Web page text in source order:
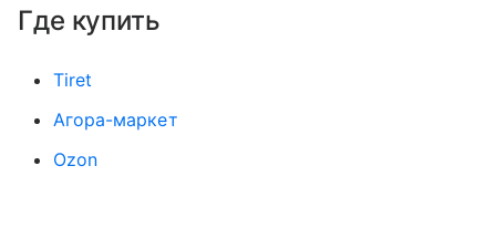
Где купить
Tiret
Агора-маркет
Ozon